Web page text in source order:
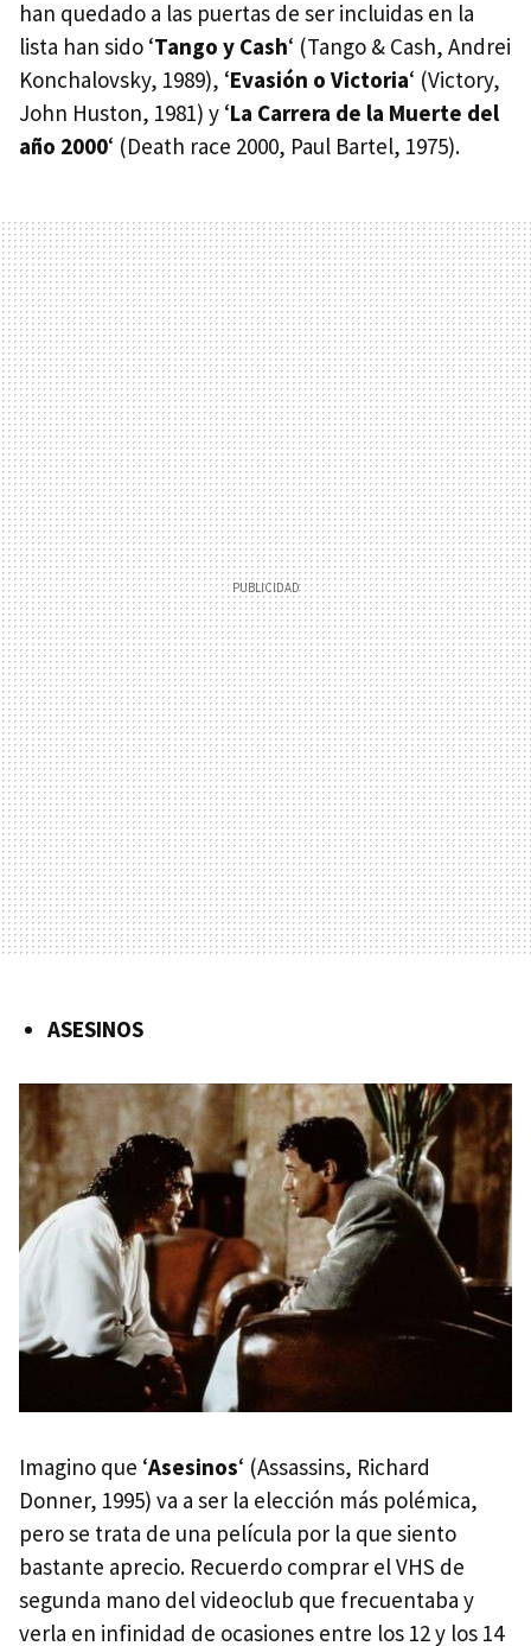
han quedado a las puertas de ser incluidas en la
lista han sido ‘Tango y Cash‘ (Tango & Cash, Andrei
Konchalovsky, 1989), ‘Evasión o Victoria‘ (Victory,
John Huston, 1981) y ‘La Carrera de la Muerte del
año 2000‘ (Death race 2000, Paul Bartel, 1975).
ASESINOS
Imagino que ‘Asesinos‘ (Assassins, Richard
Donner, 1995) va a ser la elección más polémica,
pero se trata de una película por la que siento
bastante aprecio. Recuerdo comprar elVHS de
segunda mano del videoclub que frecuentaba y
verla en infinidad de ocasiones entre los 12 y los 14